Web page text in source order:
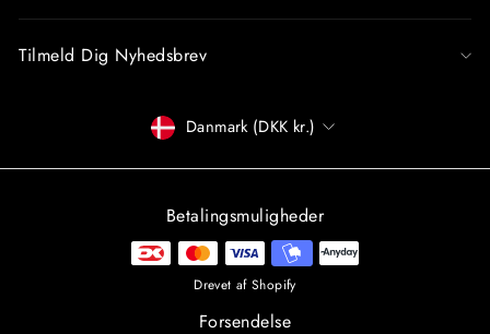
Tilmeld Dig Nyhedsbrev
Betalingsmiddel
Danmark (DKK kr.)
Betalingsmuligheder
Drevet af Shopify
Forsendelse